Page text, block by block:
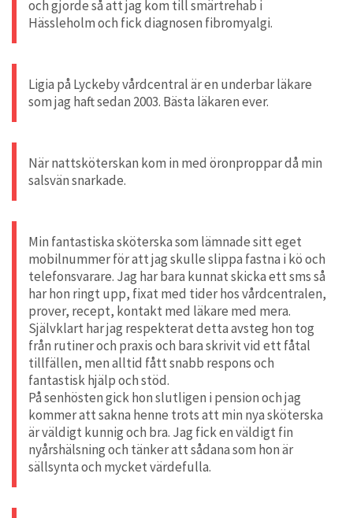
och gjorde så att jag kom till smärtrehab i
Hässleholm och fick diagnosen fibromyalgi.
Ligia på Lyckeby vårdcentral är en underbar läkare
som jag haft sedan 2003. Bästa läkaren ever.
När nattsköterskan kom in med öronproppar då min
salsvän snarkade.
Min fantastiska sköterska som lämnade sitt eget
mobilnummer för att jag skulle slippa fastna i kö och
telefonsvarare. Jag har bara kunnat skicka ett sms så
har hon ringt upp, fixat med tider hos vårdcentralen,
prover, recept, kontakt med läkare med mera.
Självklart har jag respekterat detta avsteg hon tog
från rutiner och praxis och bara skrivit vid ett fåtal
tillfällen, men alltid fått snabb respons och
fantastisk hjälp och stöd.
På senhösten gick hon slutligen i pension och jag
kommer att sakna henne trots att min nya sköterska
är väldigt kunnig och bra. Jag fick en väldigt fin
nyårshälsning och tänker att sådana som hon är
sällsynta och mycket värdefulla.